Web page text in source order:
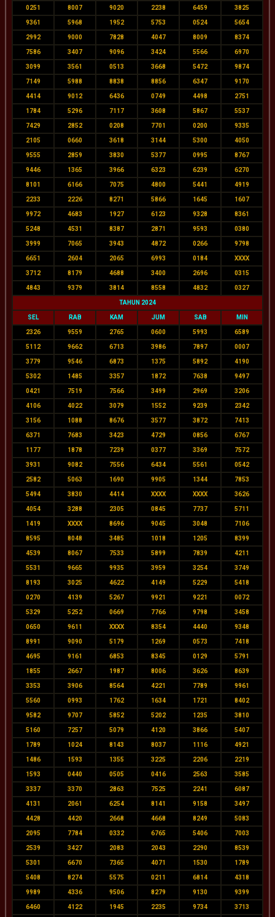
0251 8007 9020 2238 6459 3825
9361 5968 1952 5753 0524 5654
2992 9000 7828 4047 8009 8374
7586 3407 9096 3424 5566 6970
3099 3561 0513 3668 5472 9874
7149 5988 8838 8856 6347 9170
4414 9012 6436 0749 4498 2751
1784 5296 7117 3608 5867 5537
7429 2852 0208 7701 0200 9335
2105 0660 3618 3144 5300 4050
9555 2859 3830 5377 0995 8767
9446 1365 3966 6323 6239 6270
8101 6166 7075 4800 5441 4919
2233 2226 8271 5866 1645 1607
9972 4683 1927 6123 9328 8361
5248 4531 8387 2871 9593 0380
3999 7065 3943 4872 0266 9798
6651 2604 2065 6993 0184 XXXX
3712 8179 4688 3400 2696 0315
4843 9379 3814 8558 4832 0327
TAHUN 2024
SEL RAB KAM JUM SAB MIN
2326 9559 2765 0600 5993 6589
5112 9662 6713 3986 7897 0007
3779 9546 6873 1375 5892 4190
5302 1485 3357 1872 7638 9497
0421 7519 7566 3499 2969 3206
4106 4022 3079 1552 9239 2342
3156 1088 8676 3577 3872 7413
6371 7683 3423 4729 0856 6767
1177 1878 7239 0377 3369 7572
3931 9082 7556 6434 5561 0542
2582 5063 1690 9905 1344 7853
5494 3830 4414 XXXX XXXX 3626
4054 3288 2305 0845 7737 5711
1419 XXXX 8696 9045 3048 7106
8595 8048 3485 1018 1205 8399
4539 8067 7533 5899 7839 4211
5531 9665 9935 3959 3254 3749
8193 3025 4622 4149 5229 5418
0270 4139 5267 9921 9221 0072
5329 5252 0669 7766 9798 3458
0650 9611 XXXX 8354 4440 9348
8991 9090 5179 1269 0573 7418
4695 9161 6853 8345 0129 5791
1855 2667 1987 8006 3626 8639
3353 3906 8564 4221 7789 9961
5560 0993 1762 1634 1721 8402
9582 9707 5852 5202 1235 3810
5160 7257 5079 4120 3866 5407
1789 1024 8143 8037 1116 4921
1486 1593 1355 3225 2206 2219
1593 0440 0505 0416 2563 3585
3337 3370 2863 7525 2241 6087
4131 2061 6254 8141 9158 3497
4428 4420 2668 4668 8249 5083
2095 7784 0332 6765 5406 7003
2539 3427 2083 2043 2290 8539
5301 6670 7365 4071 1530 1789
5408 8274 5575 0211 6814 4318
9989 4336 9506 8279 9130 9399
6460 4122 1945 2235 9734 3713